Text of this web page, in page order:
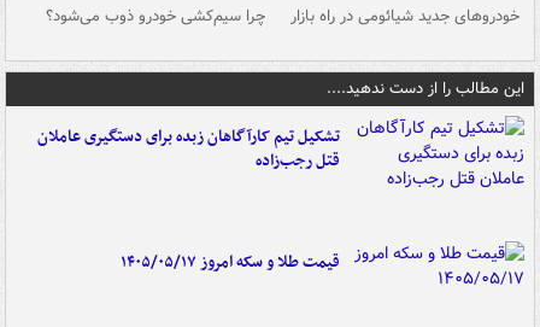
خودروهای جدید شیائومی در راه بازار چرا سیم‌کشی خودرو ذوب می‌شود؟
این مطالب را از دست ندهید....
تشکیل تیم کارآگاهان زبده برای دستگیری عاملان
قتل رجب‌زاده
قیمت طلا و سکه امروز ۱۴۰۵/۰۵/۱۷